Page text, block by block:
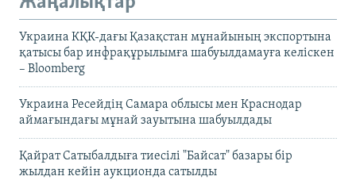
Украина КҚК-дағы Қазақстан мұнайының экспортына
қатысы бар инфрақұрылымға шабуылдамауға келіскен
– Bloomberg
Украина Ресейдің Самара облысы мен Краснодар
аймағындағы мұнай зауытына шабуылдады
Қайрат Сатыбалдыға тиесілі "Байсат" базары бір
жылдан кейін аукционда сатылды